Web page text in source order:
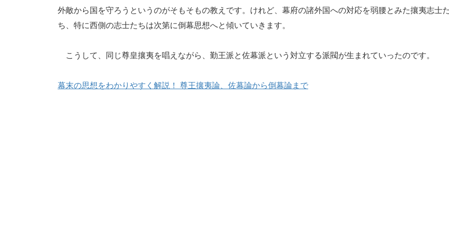
外敵から国を守ろうというのがそもそもの教えです。けれど、幕府の諸外国への対応を弱腰とみた攘夷志士た
ち、特に西側の志士たちは次第に倒幕思想へと傾いていきます。
こうして、同じ尊皇攘夷を唱えながら、勤王派と佐幕派という対立する派閥が生まれていったのです。
幕末の思想をわかりやすく解説！ 尊王攘夷論、佐幕論から倒幕論まで